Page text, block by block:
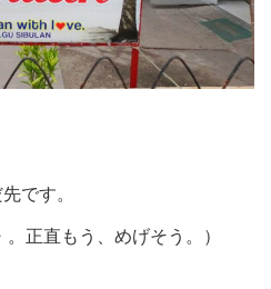
です。
。正直もう、めげそう。）